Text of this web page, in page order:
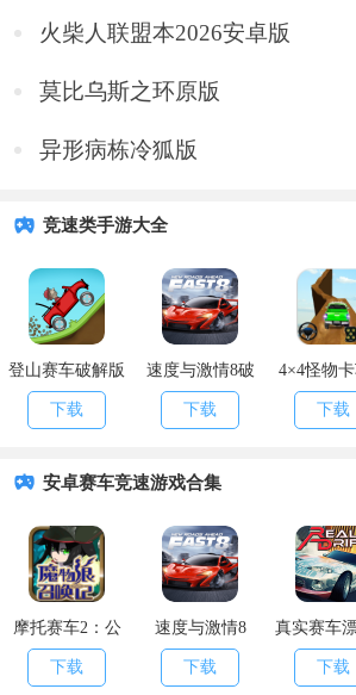
火柴人联盟本2026安卓版
莫比乌斯之环原版
异形病栋冷狐版
竞速类手游大全
登山赛车破解版
下载
速度与激情8破
解版
下载
4×4怪物
卓版
下载
安卓赛车竞速游戏合集
摩托赛车2：公
路燃烧无限钻石
版
下载
速度与激情8
下载
真实赛车
限金币
下载